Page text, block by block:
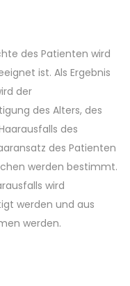
des Patienten wird
ist. Als Ergebnis
der
des Alters, des
des
des Patienten
werden bestimmt.
wird
werden und aus
werden.